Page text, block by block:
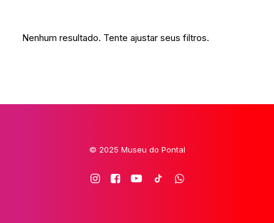
Nenhum resultado. Tente ajustar seus filtros.
© 2025 Museu do Pontal